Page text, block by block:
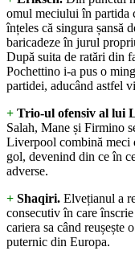
omul meciului în partida
înțeles că singura șansă
baricadeze în jurul
După suita de ratări din
Pochettino i-a pus o
partidei, aducând astfel
+ Trio-ul ofensiv al lui
Salah, Mane și Firmino
Liverpool combină meci
gol, devenind din ce în
adverse.
+ Shaqiri. Elvețianul a
consecutiv în care
cariera sa când reușește
puternic din Europa.